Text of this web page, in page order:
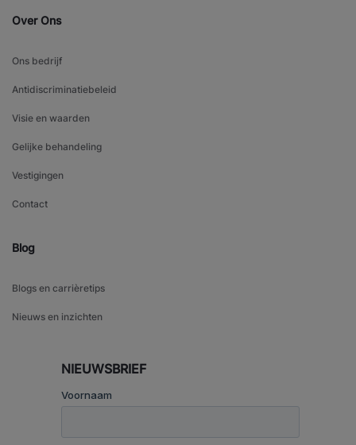
Over Ons
Ons bedrijf
Antidiscriminatiebeleid
Visie en waarden
Gelijke behandeling
Vestigingen
Contact
Blog
Blogs en carrièretips
Nieuws en inzichten
NIEUWSBRIEF